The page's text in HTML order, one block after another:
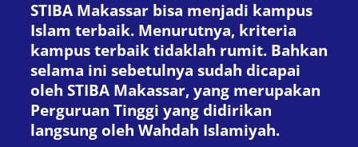
STIBA Makassar bisa menjadi kampus
Islam terbaik. Menurutnya, kriteria
kampus terbaik tidaklah rumit. Bahkan
selama ini sebetulnya sudah dicapai
oleh STIBA Makassar, yang merupakan
Perguruan Tinggi yang didirikan
langsung oleh Wahdah Islamiyah.